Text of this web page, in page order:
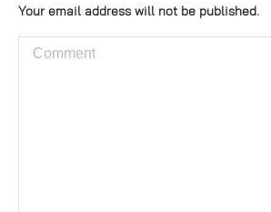
Your email address will not be published.
Comment